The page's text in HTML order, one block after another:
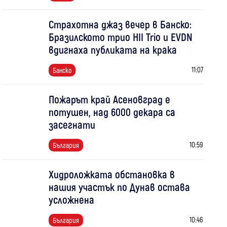
Страхотна джаз вечер в Банско:
Бразилското трио HII Trio и EVDN
вдигнаха публиката на крака
Банско 11:07
Пожарът край Асеновград е
потушен, над 6000 декара са
засегнати
България 10:59
Хидроложката обстановка в
нашия участък по Дунав остава
усложнена
България 10:46